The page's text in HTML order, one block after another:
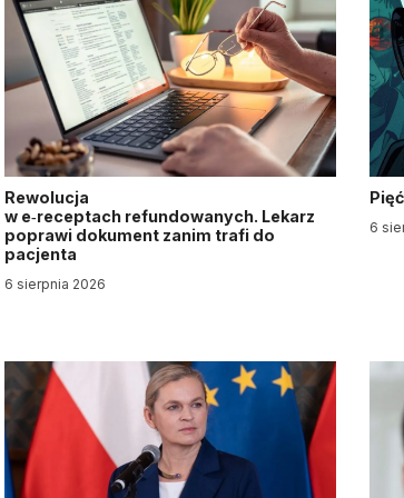
Rewolucja
w e‑receptach refundowanych. Lekarz
poprawi dokument zanim trafi do
pacjenta
6 sierpnia 2026
6